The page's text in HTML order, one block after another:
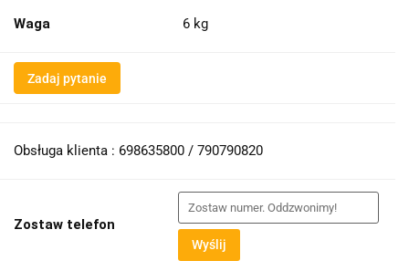
Waga 6 kg
Zadaj pytanie
Obsługa klienta : 698635800 / 790790820
Zostaw telefon
Wyślij